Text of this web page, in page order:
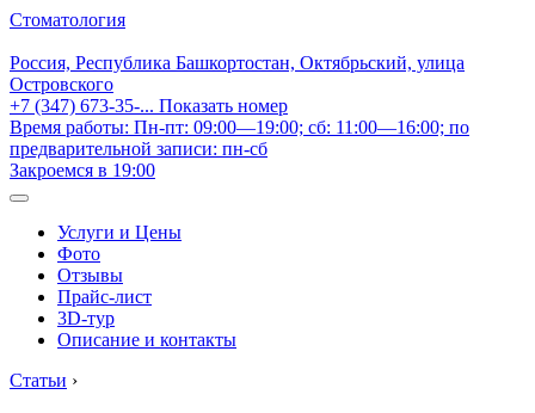
Стоматология
Россия, Республика Башкортостан, Октябрьский, улица
Островского
+7 (347) 673-35-... Показать номер
Время работы: Пн-пт: 09:00—19:00; сб: 11:00—16:00; по
предварительной записи: пн-сб
Закроемся в 19:00
Услуги и Цены
Фото
Отзывы
Прайс-лист
3D-тур
Описание и контакты
Статьи ›